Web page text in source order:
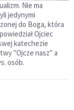
Nie ma
jedynymi
do Boga, która
Ojciec
katechezie
"Ojcze nasz" a
osób.